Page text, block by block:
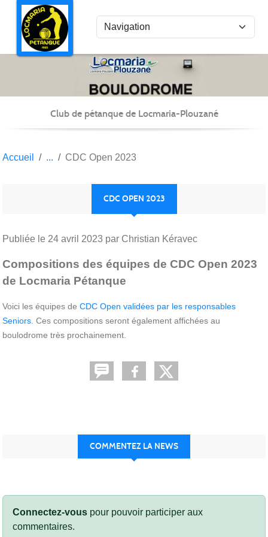
Club de pétanque de Locmaria-Plouzané
Accueil CDC Open 2023
CDC OPEN 2023
Publiée le 24 avril 2023 par Christian Kéravec
Compositions des équipes de CDC Open 2023
de Locmaria Pétanque
Voici les équipes de CDC Open validées par les responsables
Seniors . Ces compositions seront également affichées au
boulodrome très prochainement.
COMMENTEZ LA NEWS
Connectez-vous pour pouvoir participer aux
commentaires.
Panneau de gestion des cookies